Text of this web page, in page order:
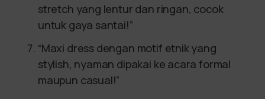
stretch yang lentur dan ringan, cocok
untuk gaya santai!”
“Maxi dress dengan motif etnik yang
stylish, nyaman dipakai ke acara formal
maupun casual!”